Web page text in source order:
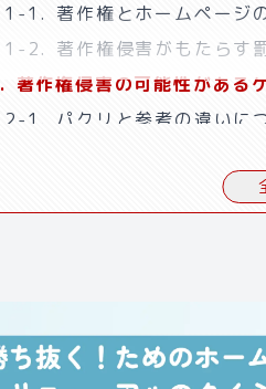
1-1 . 著作権とホームページ
1-2. 著作権侵害がもたらす
. 著作権侵害の可能性がある
2-1
パクリと参考の違いに
ホームページがパクられた
ホームページのパクリだ
4-1. 自分のホームページを
4-2. 他社ホームページを参